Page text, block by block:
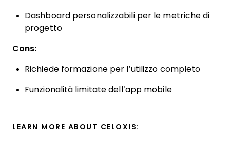
Dashboard personalizzabili per le metriche di
progetto
Cons:
Richiede formazione per l’utilizzo completo
Funzionalità limitate dell’app mobile
LEARN MORE ABOUT CELOXIS: